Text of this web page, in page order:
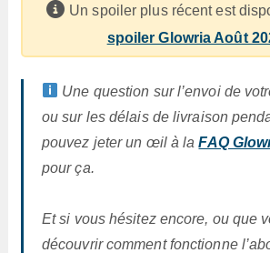
Un spoiler plus récent est
spoiler Glowria Août
Une question sur l’envoi de
ou sur les délais de livraison
pouvez jeter un œil à laFAQ
pour ça.
Et si vous hésitez encore, ou que
découvrir comment fonctionne